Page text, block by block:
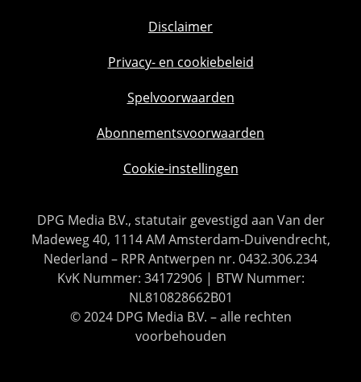
Disclaimer
Privacy- en cookiebeleid
Spelvoorwaarden
Abonnementsvoorwaarden
Cookie-instellingen
DPG Media B.V., statutair gevestigd aan Van der
Madeweg 40, 1114 AM Amsterdam-Duivendrecht,
Nederland – RPR Antwerpen nr. 0432.306.234
KvK Nummer: 34172906 | BTW Nummer:
NL810828662B01
© 2024 DPG Media B.V. – alle rechten
voorbehouden